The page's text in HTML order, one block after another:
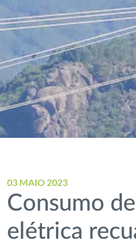
03 MAIO 2023
Consumo
elétrica